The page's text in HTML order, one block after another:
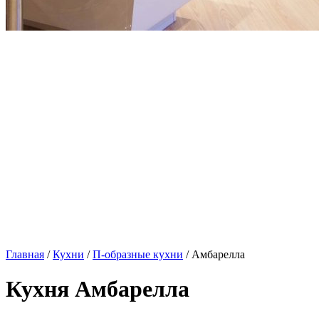
Главная /Кухни /П-образные кухни / Амбарелла
Кухня Амбарелла